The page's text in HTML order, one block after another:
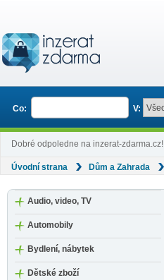
Co: V:
Dobré odpoledne na inzerat-zdarma.cz!
Úvodní strana Dům a Zahrada
Audio, video, TV
Automobily
Bydlení, nábytek
Dětské zboží